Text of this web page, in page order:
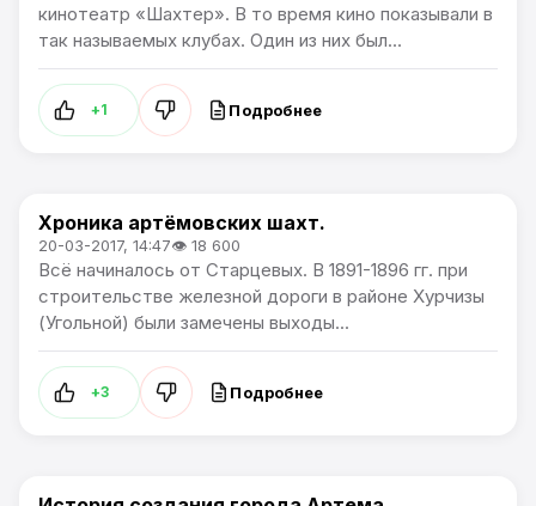
кинотеатр «Шахтер». В то время кино показывали в
так называемых клубах. Один из них был...
+1 Подробнее
Город Артем
Хроника артёмовских шахт.
20-03-2017, 14:47👁 18 600
Всё начиналось от Старцевых. В 1891-1896 гг. при
строительстве железной дороги в районе Хурчизы
(Угольной) были замечены выходы...
+3 Подробнее